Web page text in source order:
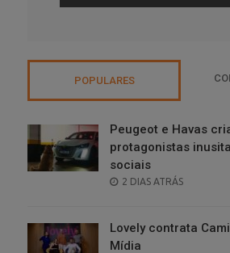
POPULARES
Peugeot e Havas
protagonistas
sociais
POSTED
2 DIAS ATRÁS
Lovely contrata
Mídia